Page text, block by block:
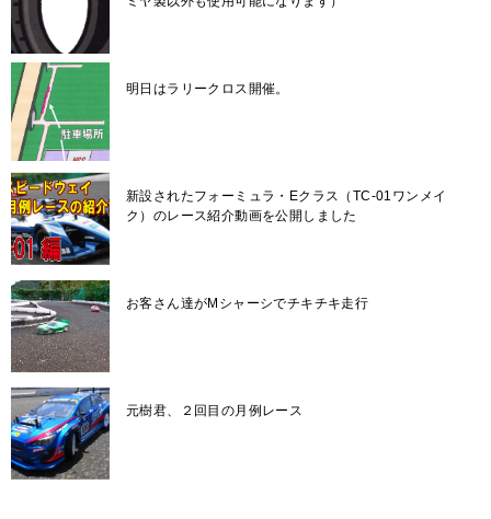
明日はラリークロス開催。
新設されたフォーミュラ・Eクラス（TC-01ワンメイ
ク）のレース紹介動画を公開しました
お客さん達がMシャーシでチキチキ走行
元樹君、２回目の月例レース